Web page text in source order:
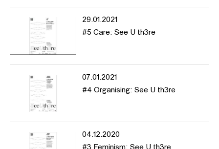
"See U th3re - Dialoge zwischen Fenstern" ist eine fünfteilige
Ausstellungs- und Podcast- Reihe und ein Kooperationsprojekt
zwischen den KVHBF Vitrinen im Bahnhof Hamburg-Harburg und
"It takes place between glass and windows" einem Projekt von
In fünf dialogischen Ausstellungen treffen zehn künstlerische
Call, der danach fragte, die Vitrinen und die ihnen
29.01.2021
#5 Care: See U th3re
07.01.2021
#4 Organising: See U th3re
04.12.2020